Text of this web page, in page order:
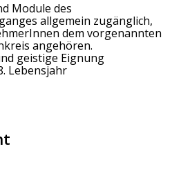
Module des
allgemein zugänglich,
dem vorgenannten
angehören.
geistige Eignung
Lebensjahr